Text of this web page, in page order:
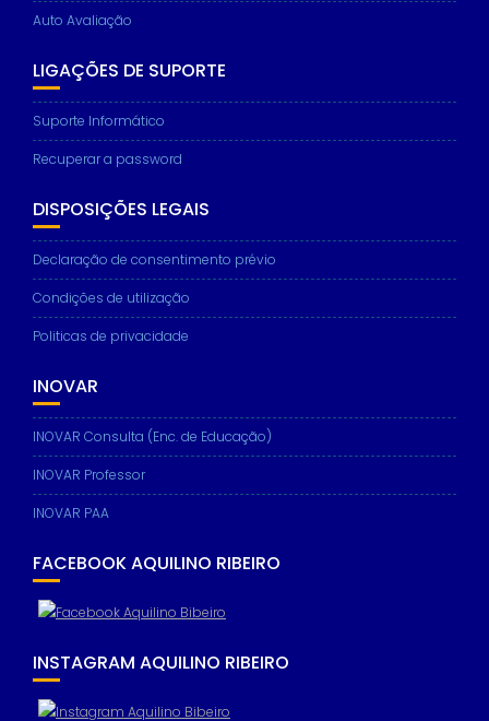
Auto Avaliação
LIGAÇÕES DE SUPORTE
Suporte Informático
Recuperar a password
DISPOSIÇÕES LEGAIS
Declaração de consentimento prévio
Condições de utilização
Politicas de privacidade
INOVAR
INOVAR Consulta (Enc. de Educação)
INOVAR Professor
INOVAR PAA
FACEBOOK AQUILINO RIBEIRO
INSTAGRAM AQUILINO RIBEIRO